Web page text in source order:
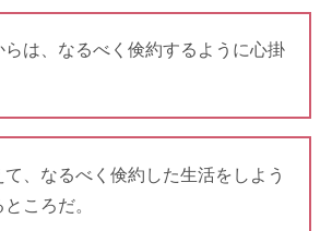
らは、なるべく倹約するように心掛
て、なるべく倹約した生活をしよう
ころだ。